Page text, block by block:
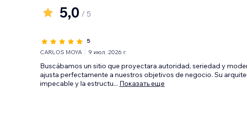
5,0 / 5
5
CARLOS MOYA
9 июл. 2026 г.
Buscábamos un sitio que proyectara autoridad, seriedad y
ajusta perfectamente a nuestros objetivos de negocio. Su
impecable y la estructu... Показать еще